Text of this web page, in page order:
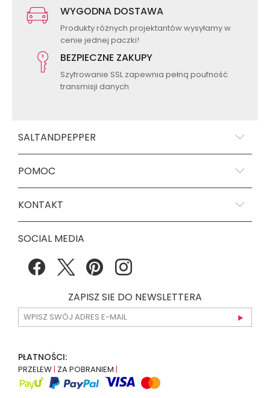
WYGODNA DOSTAWA
Produkty różnych projektantów wysyłamy w
cenie jednej paczki!
BEZPIECZNE ZAKUPY
Szyfrowanie SSL zapewnia pełną poufność
transmisji danych
SALTANDPEPPER
POMOC
KONTAKT
SOCIAL MEDIA
ZAPISZ SIE DO NEWSLETTERA
PŁATNOŚCI:
PRZELEW| ZA POBRANIEM |